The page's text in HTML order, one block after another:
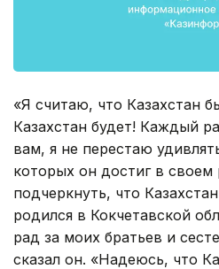
«Я считаю, что Казахстан
Казахстан будет! Каждый
вам, я не перестаю
которых он достиг в своем
подчеркнуть, что
родился в Кокчетавской
рад за моих братьев и
сказал он. «Надеюсь, что